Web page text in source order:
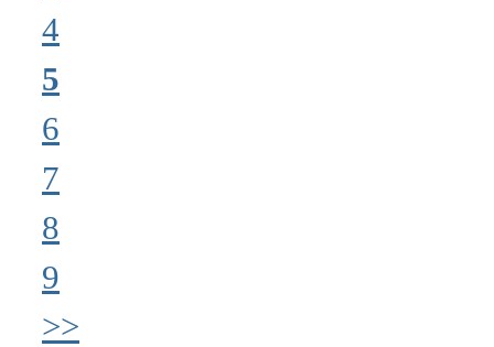
4
5
6
7
8
9
>>